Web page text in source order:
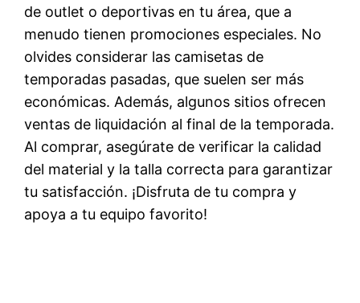
de outlet o deportivas en tu área, que a
menudo tienen promociones especiales. No
olvides considerar las camisetas de
temporadas pasadas, que suelen ser más
económicas. Además, algunos sitios ofrecen
ventas de liquidación al final de la temporada.
Al comprar, asegúrate de verificar la calidad
del material y la talla correcta para garantizar
tu satisfacción. ¡Disfruta de tu compra y
apoya a tu equipo favorito!